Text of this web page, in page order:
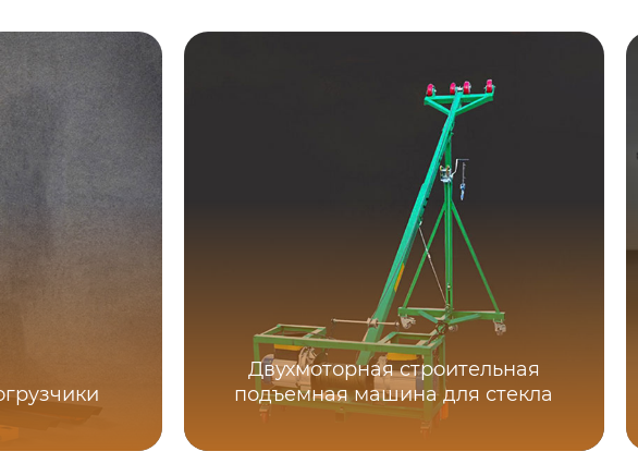
Двухмоторная строительная
подъемная машина для стекла